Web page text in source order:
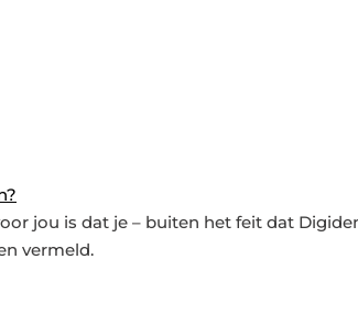
jou is dat je – buiten het feit dat
vermeld.